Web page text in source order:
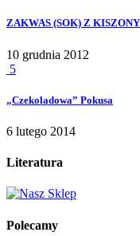
ZAKWAS (SOK) Z
10 grudnia 2012
5
„Czekoladowa” Pokusa
6 lutego 2014
Literatura
Polecamy